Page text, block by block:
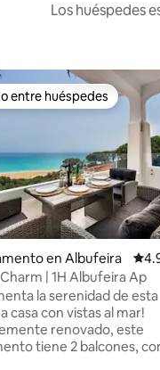
Los huéspedes
entre huéspedes
entre huéspedes
en Albufeira
| 1H Albufeira Ap
la serenidad de esta
casa con vistas al mar!
renovado, este
tiene 2 balcones,